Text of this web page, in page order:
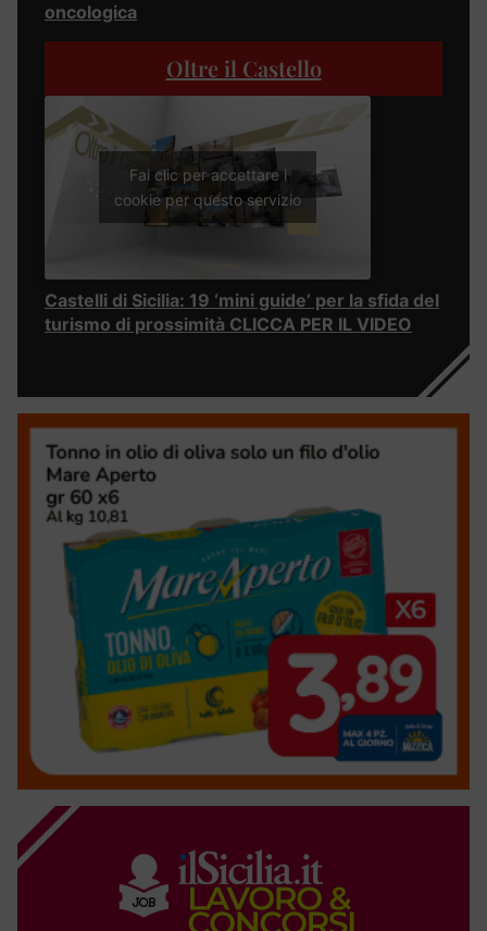
oncologica
Oltre il Castello
Fai clic per accettare i
cookie per questo servizio
Castelli di Sicilia: 19 ‘mini guide’ per la sfida del
turismo di prossimità CLICCA PER IL VIDEO